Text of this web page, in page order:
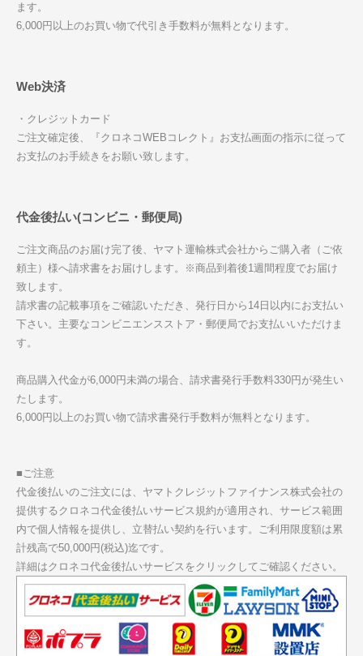
ます。
6,000円以上のお買い物で代引き手数料が無料となります。
Web決済
・クレジットカード
ご注文確定後、『クロネコWEBコレクト』お支払画面の指示に従って
お支払のお手続きをお願い致します。
代金後払い(コンビニ・郵便局)
ご注文商品のお届け完了後、ヤマト運輸株式会社からご購入者（ご依
頼主）様へ請求書をお届けします。※商品到着後1週間程度でお届け
致します。
請求書の記載事項をご確認いただき、発行日から14日以内にお支払い
下さい。主要なコンビニエンスストア・郵便局でお支払いいただけま
す。
商品購入代金が6,000円未満の場合、請求書発行手数料330円が発生い
たします。
6,000円以上のお買い物で請求書発行手数料が無料となります。
■ご注意
代金後払いのご注文には、ヤマトクレジットファイナンス株式会社の
提供するクロネコ代金後払いサービス規約が適用され、サービス範囲
内で個人情報を提供し、立替払い契約を行います。ご利用限度額は累
計残高で50,000円(税込)迄です。
詳細はクロネコ代金後払いサービスをクリックしてご確認ください。